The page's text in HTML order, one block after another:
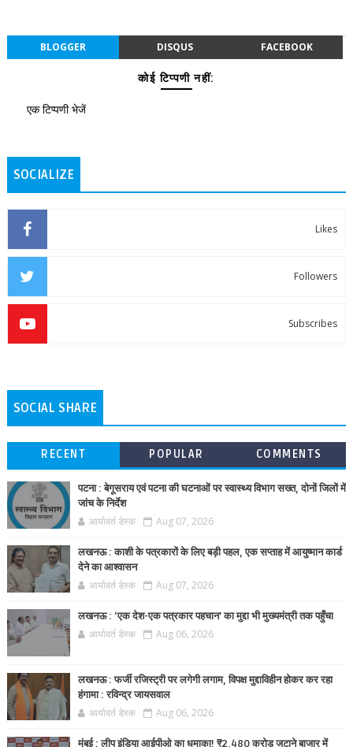
BLOGGER DISQUS FACEBOOK
कोई टिप्पणी नहीं:
एक टिप्पणी भेजें
SOCIALIZE
Likes
Followers
Subscribes
SOCIAL SHARE
RECENT POPULAR COMMENTS
पटना : बेगूसराय एवं पटना की घटनाओं पर स्वास्थ्य विभाग सख्त, दोनों जिलों में
जांच के निर्देश
आर्यावर्त डेस्क Aug 07, 2026
लखनऊ : काशी के पत्रकारों के लिए बड़ी पहल, एक सप्ताह में आयुष्मान कार्ड
देने का आश्वासन
आर्यावर्त डेस्क Aug 07, 2026
लखनऊ : ‘एक देश-एक पत्रकार पहचान’ का मुद्दा भी मुख्यमंत्री तक पहुँचा
आर्यावर्त डेस्क Aug 06, 2026
लखनऊ : फर्जी रजिस्ट्री पर लगेगी लगाम, विपक्ष मुद्दाविहीन होकर कर रहा
हंगामा : रविन्द्र जायसवाल
आर्यावर्त डेस्क Aug 06, 2026
मुंबई : लीप इंडिया आईपीओ का धमाका! ₹2,480 करोड़ जुटाने बाजार में